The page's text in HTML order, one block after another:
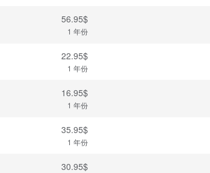
56.95$
1 年份
22.95$
1 年份
16.95$
1 年份
35.95$
1 年份
30.95$